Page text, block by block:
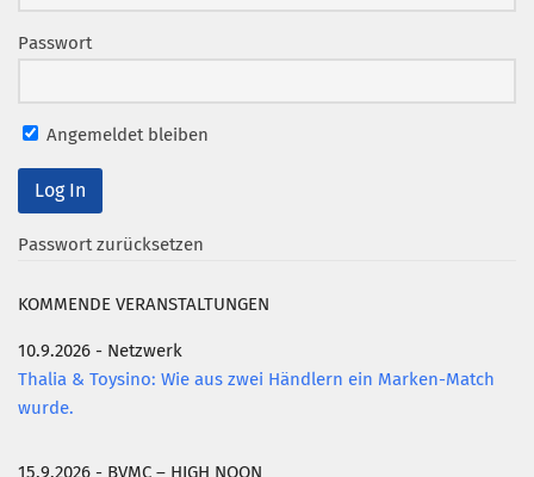
Clubmagazin
MCM Club TV
Mitglied werden
AKTUELLES
Passwort
Angemeldet bleiben
Passwort zurücksetzen
KOMMENDE VERANSTALTUNGEN
10.9.2026 - Netzwerk
Thalia & Toysino: Wie aus zwei Händlern ein Marken-Match
wurde.
15.9.2026 - BVMC – HIGH NOON